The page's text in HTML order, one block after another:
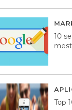
10
Top